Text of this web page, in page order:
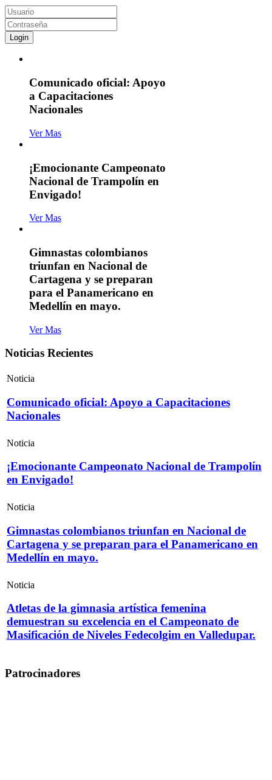
Login
Comunicado oficial: Apoyo
a Capacitaciones
Nacionales
Ver Mas
¡Emocionante Campeonato
Nacional de Trampolín en
Envigado!
Ver Mas
Gimnastas colombianos
triunfan en Nacional de
Cartagena y se preparan
para el Panamericano en
Medellín en mayo.
Ver Mas
Noticias Recientes
Noticia
Comunicado oficial: Apoyo a Capacitaciones
Nacionales
Noticia
¡Emocionante Campeonato Nacional de Trampolín
en Envigado!
Noticia
Gimnastas colombianos triunfan en Nacional de
Cartagena y se preparan para el Panamericano en
Medellín en mayo.
Noticia
Atletas de la gimnasia artística femenina
demuestran su excelencia en el Campeonato de
Masificación de Niveles Fedecolgim en Valledupar.
Patrocinadores